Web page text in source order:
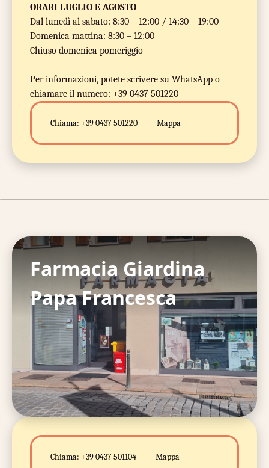
ORARI LUGLIO E AGOSTO
Dal lunedì al sabato: 8:30 – 12:00 / 14:30 – 19:00
Domenica mattina: 8:30 – 12:00
Chiuso domenica pomeriggio
Per informazioni, potete scrivere su WhatsApp o
chiamare il numero: +39 0437 501220
Chiama: +39 0437 501220 Mappa
Farmacia Giardina
Papa Francesca
Chiama: +39 0437 501104 Mappa